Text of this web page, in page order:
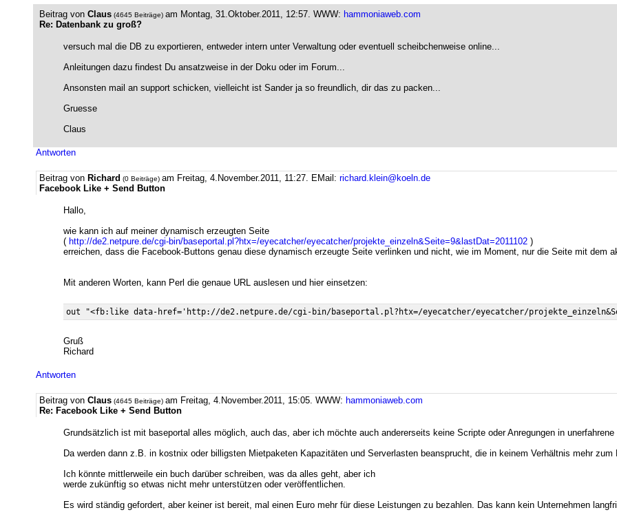
Beitrag von Claus (4645 Beiträge) am Montag, 31.Oktober.2011, 12:57. WWW: hammoniaweb.com
Re: Datenbank zu groß?
versuch mal die DB zu exportieren, entweder intern unter Verwaltung oder eventuell scheibchenweise online...
Anleitungen dazu findest Du ansatzweise in der Doku oder im Forum...
Ansonsten mail an support schicken, vielleicht ist Sander ja so freundlich, dir das zu packen...
Gruesse
Claus
Antworten
Beitrag von Richard (0 Beiträge) am Freitag, 4.November.2011, 11:27. EMail: richard.klein@koeln.de
Facebook Like + Send Button
Hallo,
wie kann ich auf meiner dynamisch erzeugten Seite
( http://de2.netpure.de/cgi-bin/baseportal.pl?htx=/eyecatcher/eyecatcher/projekte_einzeln&Seite=9&lastDat=2011102 )
erreichen, dass die Facebook-Buttons genau diese dynamisch erzeugte Seite verlinken und nicht, wie im Moment, nur die Seite mit dem
Mit anderen Worten, kann Perl die genaue URL auslesen und hier einsetzen:
Gruß
Richard
Antworten
Beitrag von Claus (4645 Beiträge) am Freitag, 4.November.2011, 15:05. WWW: hammoniaweb.com
Re: Facebook Like + Send Button
Grundsätzlich ist mit baseportal alles möglich, auch das, aber ich möchte auch andererseits keine Scripte oder Anregungen in unerfahrene
Da werden dann z.B. in kostnix oder billigsten Mietpaketen Kapazitäten und Serverlasten beansprucht, die in keinem Verhältnis mehr zum
Ich könnte mittlerweile ein buch darüber schreiben, was da alles geht, aber ich
werde zukünftig so etwas nicht mehr unterstützen oder veröffentlichen.
Es wird ständig gefordert, aber keiner ist bereit, mal einen Euro mehr für diese Leistungen zu bezahlen. Das kann kein Unternehmen